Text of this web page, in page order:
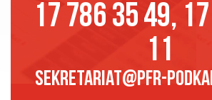
17 786 35 49,
11
sekretariat@pfr-